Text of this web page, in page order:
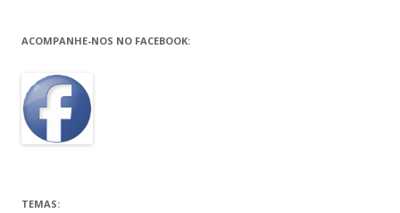
ACOMPANHE-NOS NO FACEBOOK:
TEMAS: